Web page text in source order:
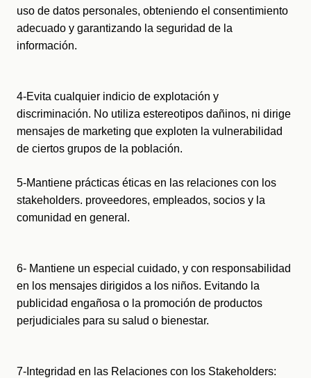
uso de datos personales, obteniendo el consentimiento
adecuado y garantizando la seguridad de la
información.
4-Evita cualquier indicio de explotación y
discriminación. No utiliza estereotipos dañinos, ni dirige
mensajes de marketing que exploten la vulnerabilidad
de ciertos grupos de la población.
5-Mantiene prácticas éticas en las relaciones con los
stakeholders. proveedores, empleados, socios y la
comunidad en general.
6- Mantiene un especial cuidado, y con responsabilidad
en los mensajes dirigidos a los niños. Evitando la
publicidad engañosa o la promoción de productos
perjudiciales para su salud o bienestar.
7-Integridad en las Relaciones con los Stakeholders: